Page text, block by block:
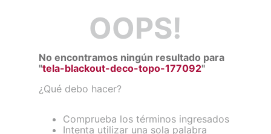
OOPS!
No encontramos ningún resultado para
"tela-blackout-deco-topo-177092"
¿Qué debo hacer?
Comprueba los términos ingresados
Intenta utilizar una sola palabra
piso
espuma